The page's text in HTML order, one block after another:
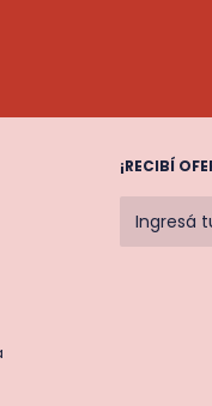
¡RECIBÍ